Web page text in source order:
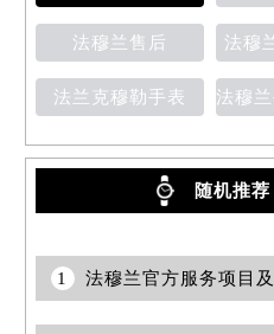
法穆兰售后 法穆
法兰克穆勒手表
随机推荐
1